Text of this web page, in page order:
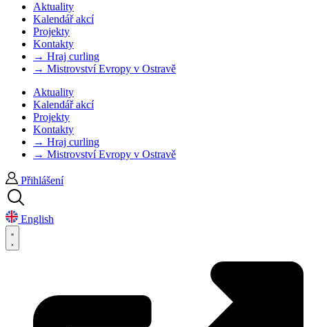
Aktuality
Kalendář akcí
Projekty
Kontakty
→ Hraj curling
→ Mistrovství Evropy v Ostravě
Aktuality
Kalendář akcí
Projekty
Kontakty
→ Hraj curling
→ Mistrovství Evropy v Ostravě
Přihlášení
English